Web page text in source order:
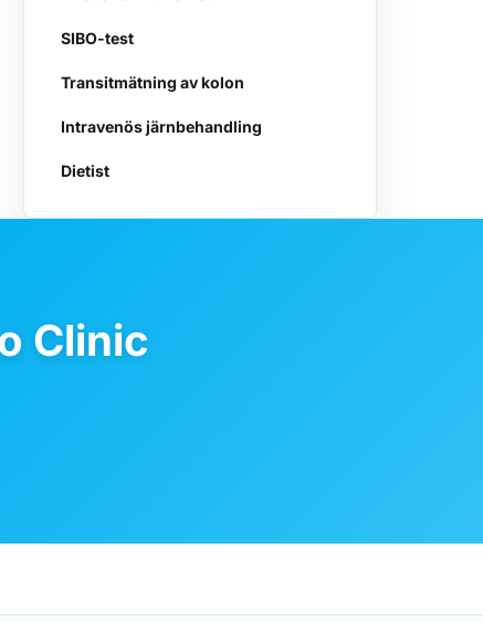
SIBO-test
Transitmätning av kolon
Intravenös järnbehandling
Dietist
Clinic